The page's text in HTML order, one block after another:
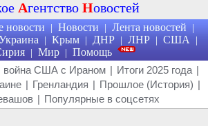
Агентство Новостей
новости | Новости | Лента новостей |
| Крым | ДНР | ЛНР | США |
| Мир | Помощь
война США с Ираном | Итоги 2025 года |
| Гренландия | Прошлое (История) |
| Популярные в соцсетях